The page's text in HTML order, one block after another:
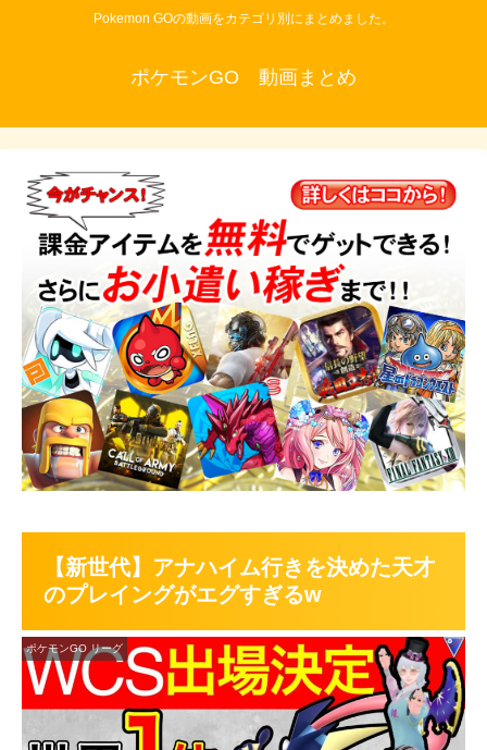
Pokemon GOの動画をカテゴリ別にまとめました。
ポケモンGO 動画まとめ
【新世代】アナハイム行きを決めた天才
のプレイングがエグすぎるw
ポケモンGO リーグ